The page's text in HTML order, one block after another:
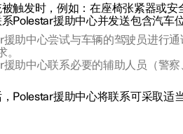
触发时，例如：在座椅张紧器或安
Polestar援助中心并发送包含汽车
援助中心尝试与车辆的驾驶员进行
。
援助中心联系必要的辅助人员（警
Polestar援助中心将联系可采取适